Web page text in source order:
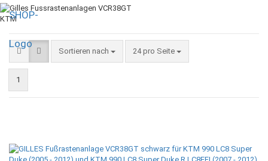
Sortieren nach
Sortieren nach 24 pro Seite
pro Seite
1